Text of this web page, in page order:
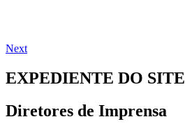
Next
EXPEDIENTE DO SITE
Diretores de Imprensa